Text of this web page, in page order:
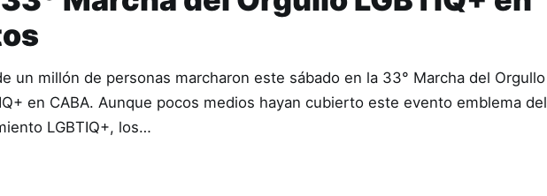
un millón de personas marcharon este sábado en la 33° Marcha del Orgullo
en CABA. Aunque pocos medios hayan cubierto este evento emblema del
LGBTIQ+, los…